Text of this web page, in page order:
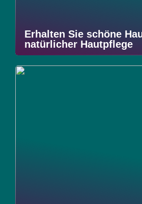
Erhalten Sie schöne
natürlicher Hautpflege